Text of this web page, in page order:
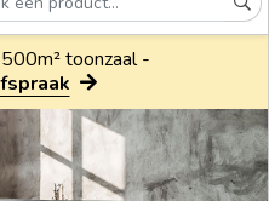
toonzaal -